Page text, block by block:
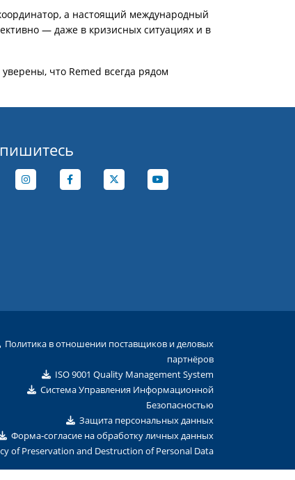
, а настоящий международный
— даже в кризисных ситуациях и в
уверены, что Remed всегда рядом
Политика в отношении поставщиков и деловых
партнёров
ISO 9001 Quality Management System
Система Управления Информационной
Безопасностью
Защита персональных данных
Форма-согласие на обработку личных данных
of Preservation and Destruction of Personal Data